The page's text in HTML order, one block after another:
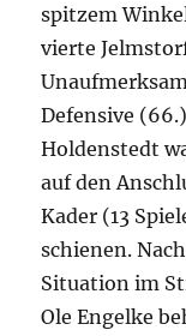
spitzem
vierte
Defensive
Holdenstedt
auf den
Kader (13
schienen.
Situation im
Ole Engelke